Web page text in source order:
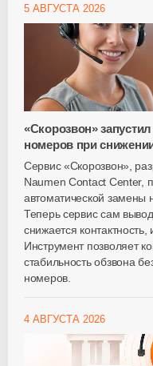
5 АВГУСТА 2026
«Скорозвон»
номеров при
Сервис «Скорозвон»,
Naumen Contact Center,
автоматической замены
Теперь сервис сам
снижается
Инструмент позволяет
стабильность обзвона
номеров.
4 АВГУСТА 2026